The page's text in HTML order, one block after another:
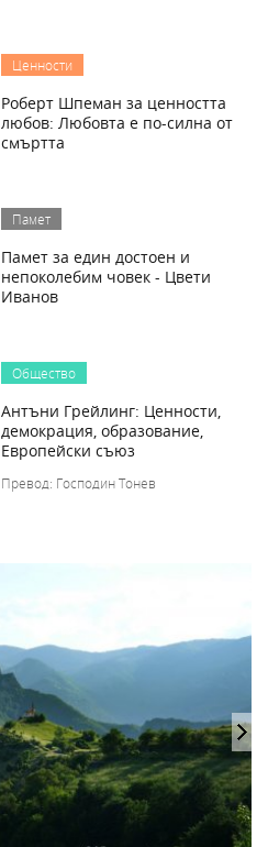
Ценности
Роберт Шпеман за ценността
любов: Любовта е по-силна от
смъртта
Памет
Памет за един достоен и
непоколебим човек - Цвети
Иванов
Общество
Антъни Грейлинг: Ценности,
демокрация, образование,
Европейски съюз
Превод: Господин Тонев